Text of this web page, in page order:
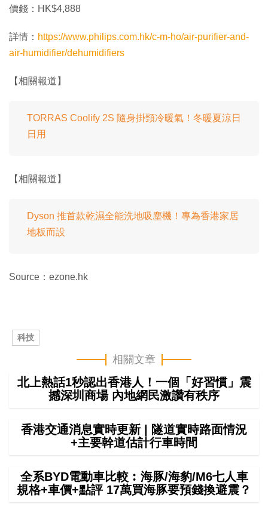
價錢：HK$4,888
詳情： https://www.philips.com.hk/c-m-ho/air-purifier-and-
air-humidifier/dehumidifiers
【相關報道】
TORRAS Coolify 2S 隨身掛頸冷暖氣！冬暖夏涼日
日用
【相關報道】
Dyson 推首款乾濕全能洗地吸塵機！專為香港家居
地板而設
Source：ezone.hk
科技
相關文章
北上熱話1秒認出香港人！一個「好習慣」震
撼深圳商場 內地網民激讚有秩序
香港交通消息實時更新 | 隧道實時路面情況
+主要幹道估計行車時間
全系BYD電動車比較︰海豚/海豹/M6七人車
規格+車價+點評 17萬買海豚要預錢換避震？